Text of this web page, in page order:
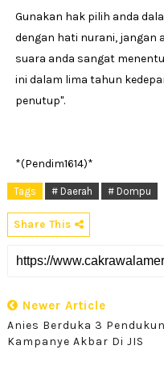
Gunakan hak pilih anda
dengan hati nurani, jangan
suara anda sangat
ini dalam lima tahun
penutup".
*(Pendim1614)*
Tags # Daerah # Dompu
Share This
Newer Article
Anies Berduka 3
Kampanye Akbar Di JIS